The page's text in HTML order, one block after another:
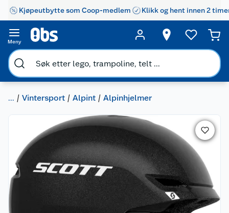
Kjøpeutbytte som Coop-medlem Klikk og hent innen 2
Meny
... Vintersport Alpint Alpinhjelmer